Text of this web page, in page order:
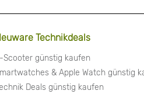
Technikdeals
Scooter günstig kaufen
& Apple Watch günstig
Deals günstig kaufen